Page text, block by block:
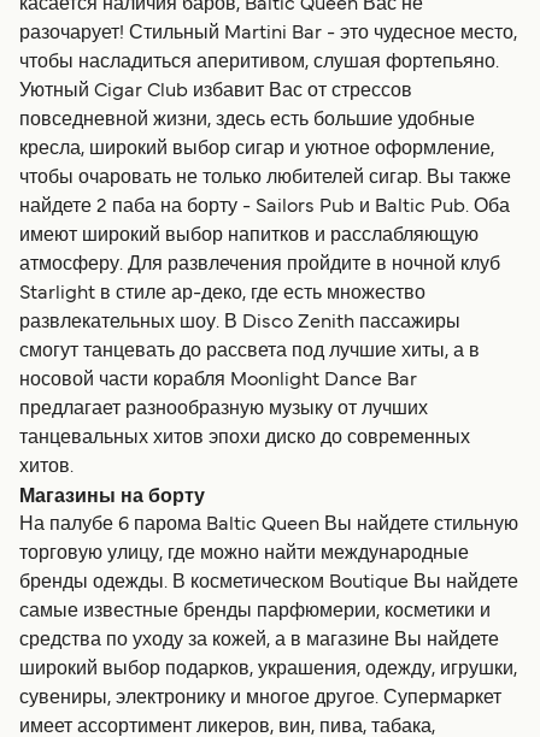
касается наличия баров, Baltic Queen Вас не
разочарует! Стильный Martini Bar - это чудесное место,
чтобы насладиться аперитивом, слушая фортепьяно.
Уютный Cigar Club избавит Вас от стрессов
повседневной жизни, здесь есть большие удобные
кресла, широкий выбор сигар и уютное оформление,
чтобы очаровать не только любителей сигар. Вы также
найдете 2 паба на борту - Sailors Pub и Baltic Pub. Оба
имеют широкий выбор напитков и расслабляющую
атмосферу. Для развлечения пройдите в ночной клуб
Starlight в стиле ар-деко, где есть множество
развлекательных шоу. В Disco Zenith пассажиры
смогут танцевать до рассвета под лучшие хиты, а в
носовой части корабля Moonlight Dance Bar
предлагает разнообразную музыку от лучших
танцевальных хитов эпохи диско до современных
хитов.
Магазины на борту
На палубе 6 парома Baltic Queen Вы найдете стильную
торговую улицу, где можно найти международные
бренды одежды. В косметическом Boutique Вы найдете
самые известные бренды парфюмерии, косметики и
средства по уходу за кожей, а в магазине Вы найдете
широкий выбор подарков, украшения, одежду, игрушки,
сувениры, электронику и многое другое. Супермаркет
имеет ассортимент ликеров, вин, пива, табака,